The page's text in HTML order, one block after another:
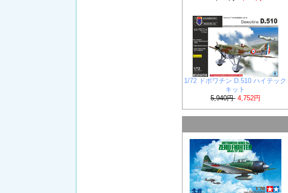
1/72 ドボワチン D.510 ハイテック
キット
5,940円 4,752円